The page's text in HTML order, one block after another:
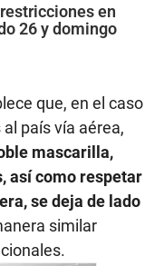
en
26 y domingo
que, en el caso
país vía aérea,
mascarilla,
así como respetar
se deja de lado
similar